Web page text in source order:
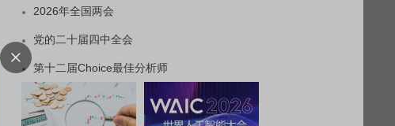
2026年全国两会
党的二十届四中全会
第十二届Choice最佳分析师